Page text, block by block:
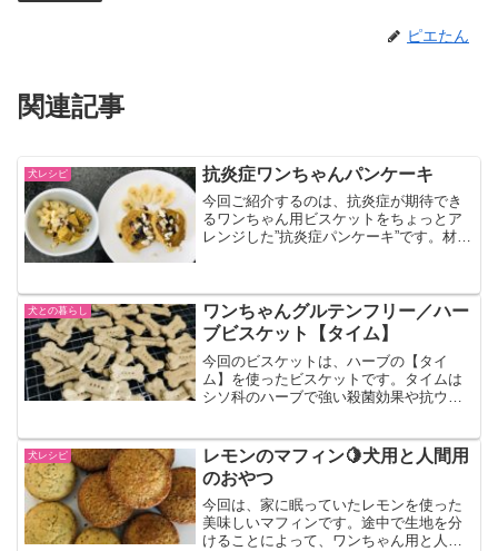
ピエたん
関連記事
犬レシピ 抗炎症ワンちゃんパンケーキ
今回ご紹介するのは、抗炎症が期待でき
るワンちゃん用ビスケットをちょっとア
レンジした”抗炎症パンケーキ”です。材料
ンちゃんとシェアすることもできます🍽
一緒に抗炎症パンケー...
犬との暮らし
ワンちゃんグルテンフリー／ハー
ブビスケット【タイム】
今回のビスケットは、ハーブの【タイ
ム】を使ったビスケットです。タイムは
シソ科のハーブで強い殺菌効果や抗ウィ
とか。さらには、タンを取り除いたり、
気管支炎や喘息・咳などの症...
犬レシピ
レモンのマフィン🍋犬用と人間用
のおやつ
今回は、家に眠っていたレモンを使った
美味しいマフィンです。途中で生地を分
けることによって、ワンちゃん用と人間